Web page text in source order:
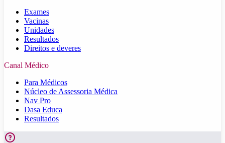
Exames
Vacinas
Unidades
Resultados
Direitos e deveres
Canal Médico
Para Médicos
Núcleo de Assessoria Médica
Nav Pro
Dasa Educa
Resultados